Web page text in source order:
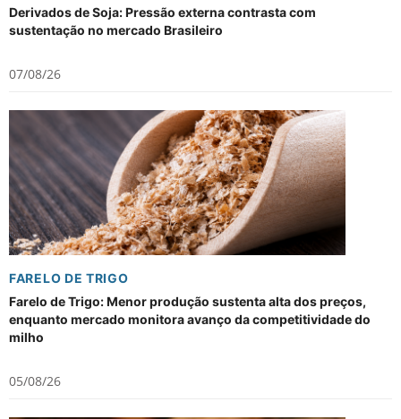
Derivados de Soja: Pressão externa contrasta com
sustentação no mercado Brasileiro
07/08/26
FARELO DE TRIGO
Farelo de Trigo: Menor produção sustenta alta dos preços,
enquanto mercado monitora avanço da competitividade do
milho
05/08/26